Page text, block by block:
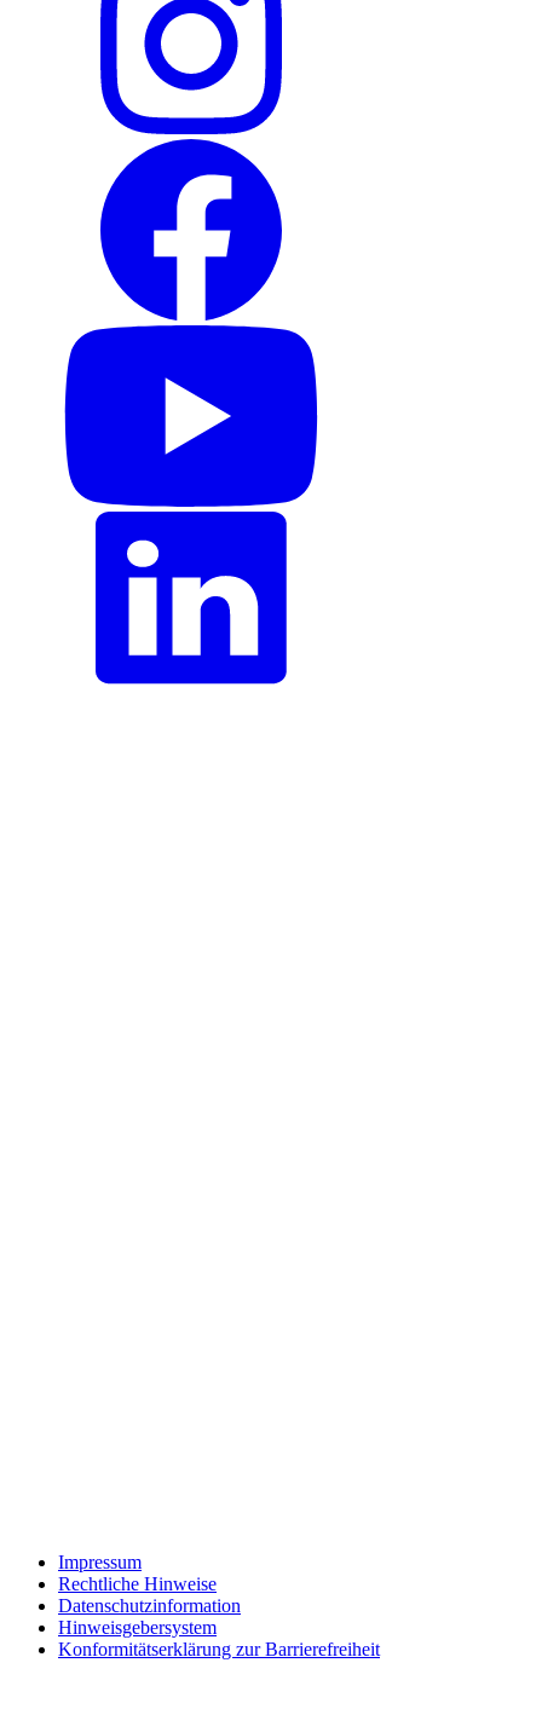
Impressum
Rechtliche Hinweise
Datenschutzinformation
Hinweisgebersystem
Konformitätserklärung zur Barrierefreiheit